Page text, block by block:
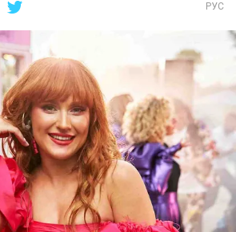
РУС